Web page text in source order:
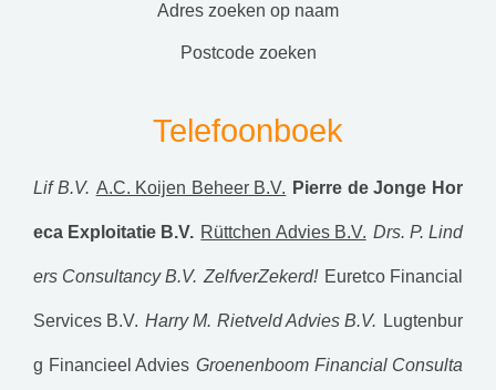
adres zoeken op naam
postcode zoeken
Telefoonboek
Lif B.V. A.C. Koijen Beheer B.V. Pierre de Jonge Hor
eca Exploitatie B.V. Rüttchen Advies B.V. Drs. P. Lind
ers Consultancy B.V. ZelfverZekerd! Euretco Financial
Services B.V. Harry M. Rietveld Advies B.V. Lugtenbur
g Financieel Advies Groenenboom Financial Consulta